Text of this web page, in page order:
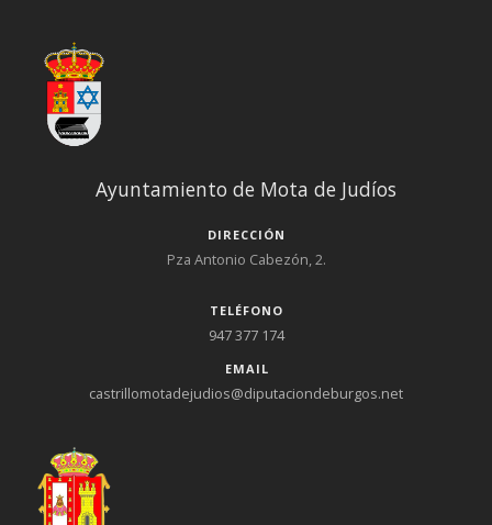
Ayuntamiento de Mota de Judíos
DIRECCIÓN
Pza Antonio Cabezón, 2.
TELÉFONO
947 377 174
EMAIL
castrillomotadejudios@diputaciondeburgos.net